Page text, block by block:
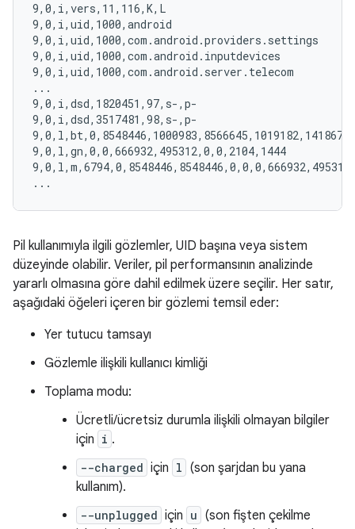
9,0,i,vers,11,116,K,L
9,0,i,uid,1000,android
9,0,i,uid,1000,com.android.providers.settings
9,0,i,uid,1000,com.android.inputdevices
9,0,i,uid,1000,com.android.server.telecom
...
9,0,i,dsd,1820451,97,s-,p-
9,0,i,dsd,3517481,98,s-,p-
9,0,l,gn,0,0,666932,495312,0,0,2104,1444
Pil kullanımıyla ilgili gözlemler, UID başına veya sistem
düzeyinde olabilir. Veriler, pil performansının analizinde
yararlı olmasına göre dahil edilmek üzere seçilir. Her satır,
aşağıdaki öğeleri içeren bir gözlemi temsil eder:
Yer tutucu tamsayı
Gözlemle ilişkili kullanıcı kimliği
Toplama modu:
Ücretli/ücretsiz durumla ilişkili olmayan bilgiler
için i .
--charged için l (son şarjdan bu yana
kullanım).
--unplugged için u (son fişten çekilme